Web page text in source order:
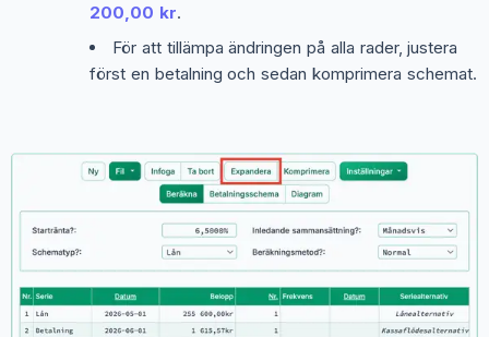
200,00 kr.
För att tillämpa ändringen på alla rader, justera
först en betalning och sedan komprimera schemat.